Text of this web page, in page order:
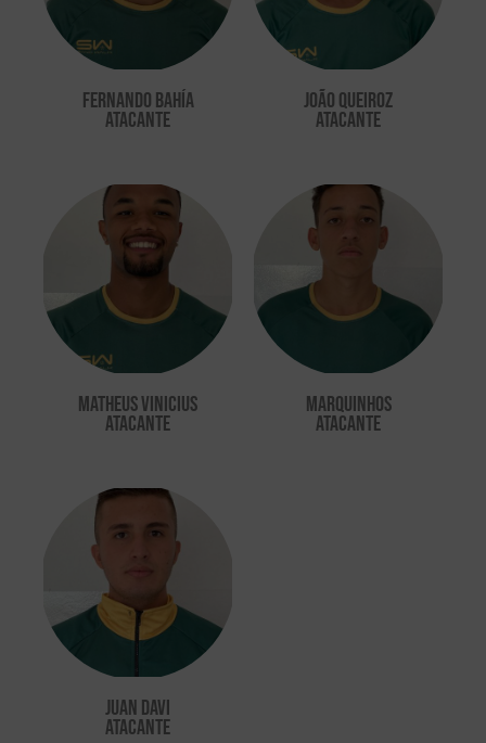
Fernando Bahía
ATACANTE
João Queiroz
Atacante
Matheus Vinicius
ATACANTE
Marquinhos
ATACANTE
juan davi
ATACANTE